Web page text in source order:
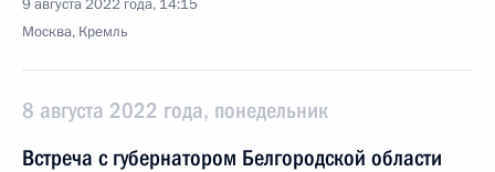
9 августа 2022 года, 14:15
Москва, Кремль
8 августа 2022 года, понедельник
Встреча с губернатором Белгородской области